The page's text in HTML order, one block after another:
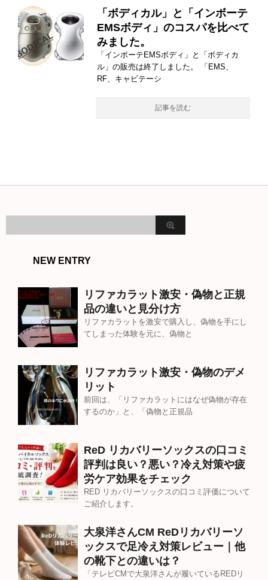
「ボディカル」と「インボーテ
EMSボディ」のコスパを比べて
みました。
「インボーテEMSボディ」と「ボディカ
ル」の販売は終了しました。 「EMS、
RF、キャビテーシ
記事を読む
NEW ENTRY
リファカラット激安・偽物と正規
品の違いと見分け方
リファカラットを激安で購入し、偽物を手にし
てしまった体験を元に、偽物と
リファカラット激安・偽物のデメ
リット
前回は、「リファカラットにはなぜ偽物が存在
するのか」と、「偽物と正規品
ReD リカバリーソックスの口コミ
評判は良い？悪い？冷え対策や疲
労ケア効果をチェック
RED リカバリーソックスの口コミ評価について
ご紹介します。
大泉洋さんCM ReDリカバリーソ
ックスで足冷え対策レビュー｜他
の靴下との違いは？
「テレビCMで大泉洋さんが履いているREDリ